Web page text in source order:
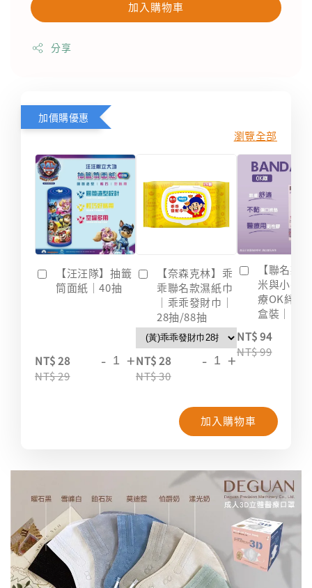
加入購物車
分享
加價購優惠
瀏覽全部
【汪汪隊】抽籤
筒面紙｜40抽
NT$ 28
NT$ 29
- +
【奈森克林】乖
乖聯名款濕紙巾
｜乖乖發財巾｜
28抽/88抽
NT$ 28
NT$ 30
- +
【聯名款
米與小惡
療OK絆｜
盒裝｜台
NT$ 94
NT$ 99
加入購物車